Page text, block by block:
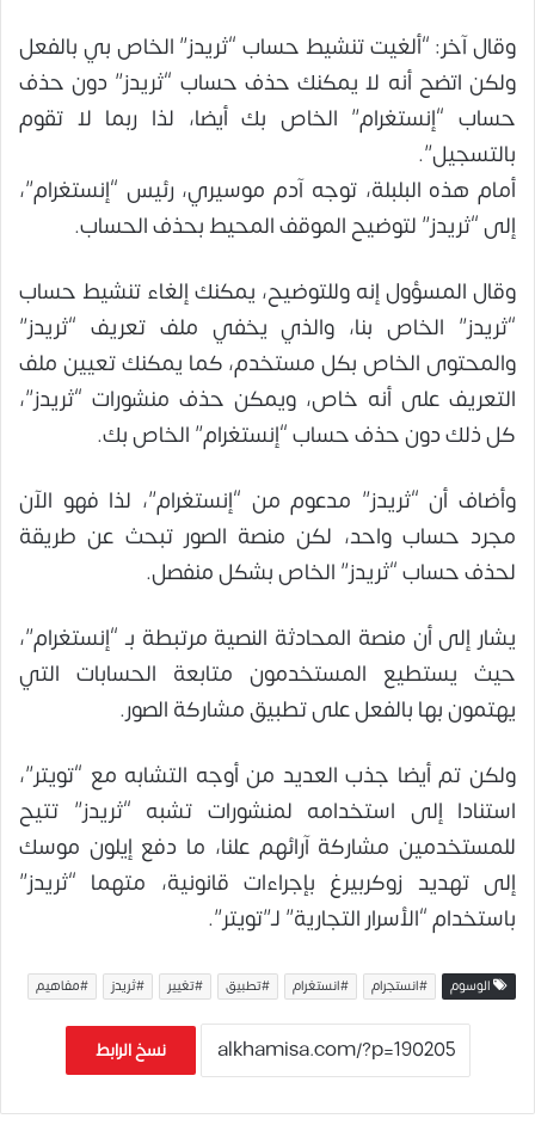
وقال آخر: “ألغيت تنشيط حساب “ثريدز” الخاص بي بالفعل
ولكن اتضح أنه لا يمكنك حذف حساب “ثريدز” دون حذف
حساب “إنستغرام” الخاص بك أيضا، لذا ربما لا تقوم
بالتسجيل”.
أمام هذه البلبلة، توجه آدم موسيري، رئيس “إنستغرام”،
إلى “ثريدز” لتوضيح الموقف المحيط بحذف الحساب.
وقال المسؤول إنه وللتوضيح، يمكنك إلغاء تنشيط حساب
“ثريدز” الخاص بنا، والذي يخفي ملف تعريف “ثريدز”
والمحتوى الخاص بكل مستخدم، كما يمكنك تعيين ملف
التعريف على أنه خاص، ويمكن حذف منشورات “ثريدز”،
كل ذلك دون حذف حساب “إنستغرام” الخاص بك.
وأضاف أن “ثريدز” مدعوم من “إنستغرام”، لذا فهو الآن
مجرد حساب واحد، لكن منصة الصور تبحث عن طريقة
لحذف حساب “ثريدز” الخاص بشكل منفصل.
يشار إلى أن منصة المحادثة النصية مرتبطة بـ “إنستغرام”،
حيث يستطيع المستخدمون متابعة الحسابات التي
يهتمون بها بالفعل على تطبيق مشاركة الصور.
ولكن تم أيضا جذب العديد من أوجه التشابه مع “تويتر”،
استنادا إلى استخدامه لمنشورات تشبه “ثريدز” تتيح
للمستخدمين مشاركة آرائهم علنا، ما دفع إيلون موسك
إلى تهديد زوكربيرغ بإجراءات قانونية، متهما “ثريدز”
باستخدام “الأسرار التجارية” لـ”تويتر”.
الوسوم #انستجرام #انستغرام #تطبيق #تغيير #ثريدز #مفاهيم
نسخ الرابط